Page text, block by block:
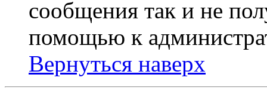
сообщения так и не
помощью к
Вернуться наверх